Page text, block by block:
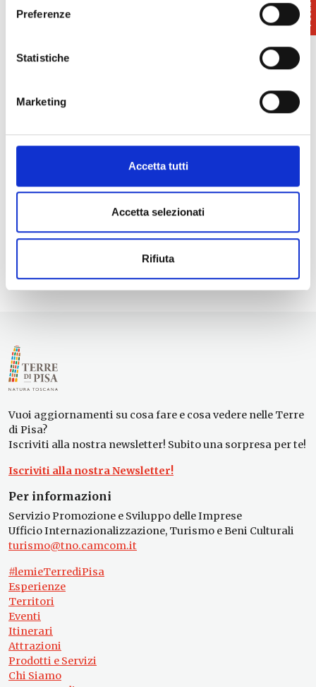
Preferenze
Statistiche
Marketing
Accetta tutti
Accetta selezionati
Rifiuta
Vuoi aggiornamenti su cosa fare e cosa vedere nelle Terre
di Pisa?
Iscriviti alla nostra newsletter! Subito una sorpresa per te!
Iscriviti alla nostra Newsletter!
Per informazioni
Servizio Promozione e Sviluppo delle Imprese
Ufficio Internazionalizzazione, Turismo e Beni Culturali
turismo@tno.camcom.it
#lemieTerrediPisa
Esperienze
Territori
Eventi
Itinerari
Attrazioni
Prodotti e Servizi
Chi Siamo